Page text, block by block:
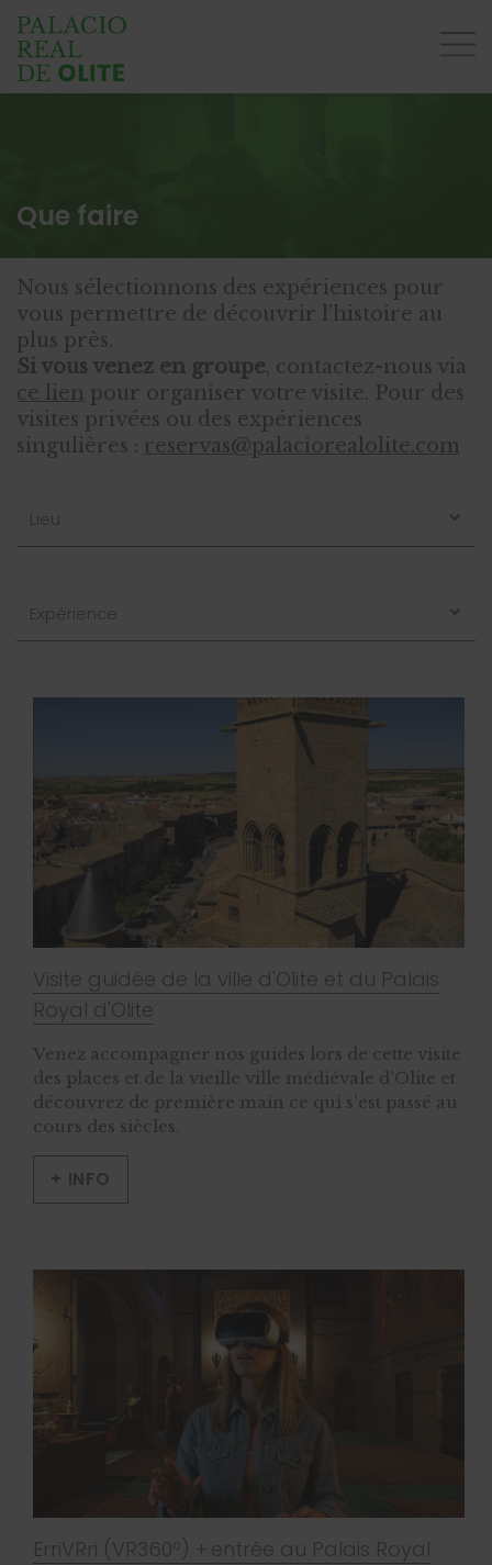
Que faire
Nous sélectionnons des expériences pour
vous permettre de découvrir l’histoire au
plus près.
Si vous venez en groupe, contactez-nous via
ce lien pour organiser votre visite. Pour des
visites privées ou des expériences
singulières : reservas@palaciorealolite.com
Lieu
Expérience
Visite guidée de la ville d'Olite et du Palais
Royal d'Olite
Venez accompagner nos guides lors de cette visite
des places et de la vieille ville médiévale d'Olite et
découvrez de première main ce qui s'est passé au
cours des siècles.
+ INFO
ErriVRri (VR360º) + entrée au Palais Royal